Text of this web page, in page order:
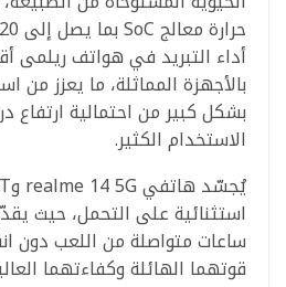
أداء التبريد في هواتف ريلمى
بالأجهزة المماثلة، ما يعزز من
بشكل كبير من احتمالية ارتفاع
الاستخدام الكثير.
ساعات متواصلة من اللعب دون
قوتهما الهائلة وكفاءتهما